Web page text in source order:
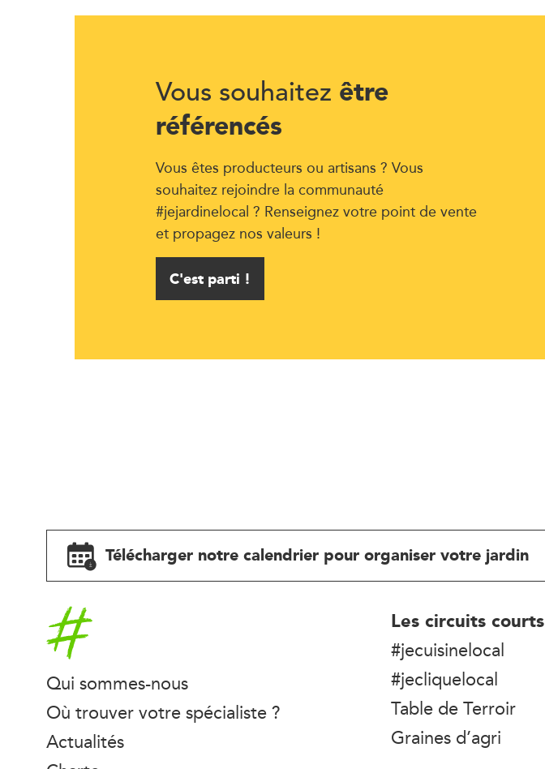
Vous souhaitez être
référencés
Vous êtes producteurs ou artisans ? Vous
souhaitez rejoindre la communauté
#jejardinelocal ? Renseignez votre point de vente
et propagez nos valeurs !
C'est parti !
Télécharger notre calendrier pour organiser votre jardin
Accueil
Qui sommes-nous
Où trouver votre spécialiste ?
Actualités
Les circuits courts
#jecuisinelocal
#jecliquelocal
Table de Terroir
Graines d’agri